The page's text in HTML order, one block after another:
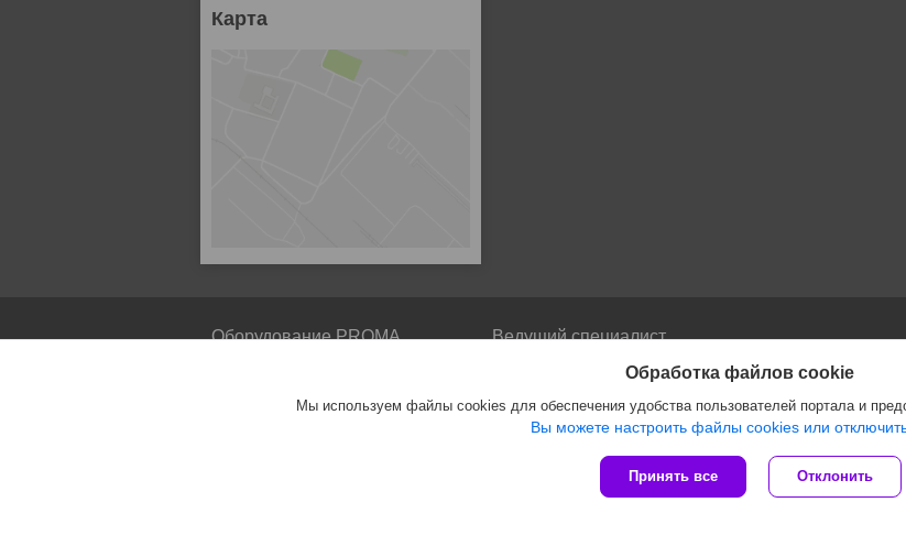
Карта
Оборудование PROMA
Ведущий специалист
Олег +375445994338
Сайт создан на платформе Deal.by
Политика обработки файлов cookies
Обработка файлов cookie
Мы используем файлы cookies для обеспечения удобства пользователей портала и
Вы можете настроить файлы cookies или
Принять все Отклонить